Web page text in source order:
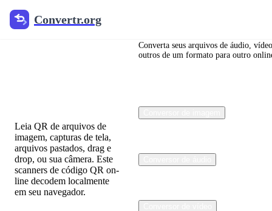
Convertr.org
QR Code
Leia QR de arquivos de
imagem, capturas de tela,
arquivos pastados, drag e
drop, ou sua câmera. Este
scanners de código QR on-
line decodem localmente
em seu navegador.
Converta seus arquivos de áudio,
outros de um formato para outro